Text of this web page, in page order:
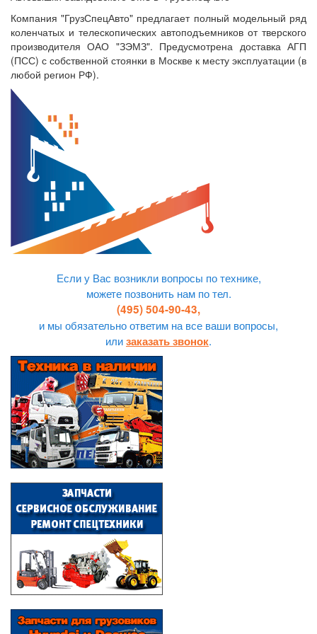
Компания "ГрузСпецАвто" предлагает полный модельный ряд
коленчатых и телескопических автоподъемников от тверского
производителя ОАО "ЗЭМЗ". Предусмотрена доставка АГП
(ПСС) с собственной стоянки в Москве к месту эксплуатации (в
любой регион РФ).
Если у Вас возникли вопросы по технике,
можете позвонить нам по тел.
(495) 504-90-43,
и мы обязательно ответим на все ваши вопросы,
илизаказать звонок.